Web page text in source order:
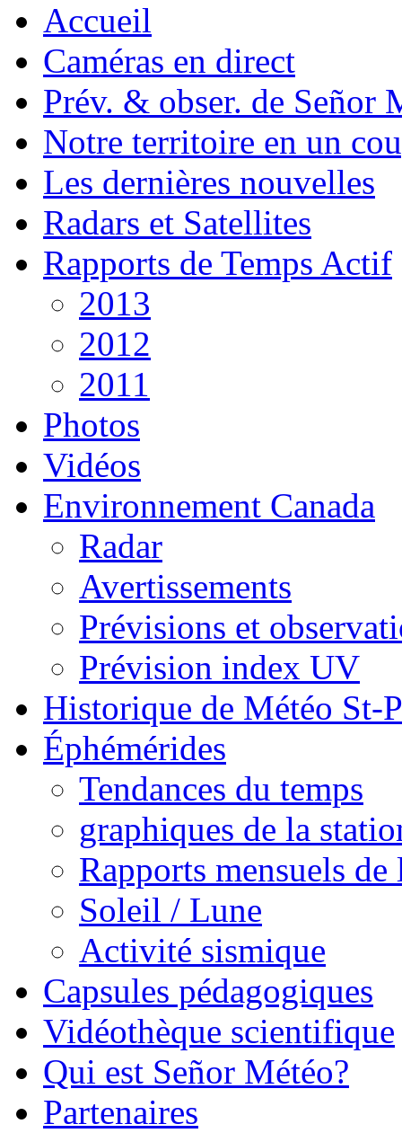
Accueil
Caméras en direct
Prév. & obser. de Señor
Notre territoire en un
Les dernières nouvelles
Radars et Satellites
Rapports de Temps Actif
2013
2012
2011
Photos
Vidéos
Environnement Canada
Radar
Avertissements
Prévisions et
Prévision index UV
Historique de Météo St-
Éphémérides
Tendances du temps
graphiques de la
Rapports mensuels de
Soleil / Lune
Activité sismique
Capsules pédagogiques
Vidéothèque scientifique
Qui est Señor Météo?
Partenaires